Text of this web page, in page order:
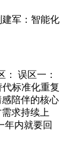
军：智能化
： 误区一：
标准化重复
陪伴的核心
求持续上
年内就要回